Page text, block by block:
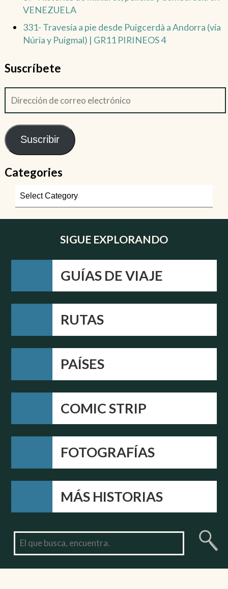
VENEZUELA
331- Travesía a pie desde Puigcerdà a Andorra (vía
Núria y Puigmal) | GR11 PIRINEOS 4
Suscríbete
Suscribir
Categories
SIGUE EXPLORANDO
GUÍAS DE VIAJE
RUTAS
PAÍSES
COMIC STRIP
FOTOGRAFÍAS
MÁS HISTORIAS